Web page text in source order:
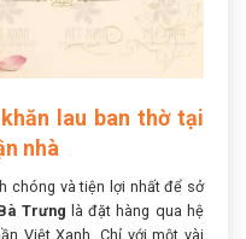
lau ban thờ tại
nhà
chóng và tiện lợi nhất để sở
Trưng là đặt hàng qua hệ
Việt Xanh. Chỉ với một vài